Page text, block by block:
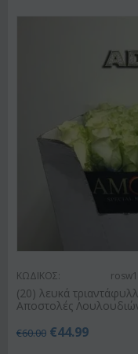
ΚΩΔΙΚΟΣ:
(20) λευκά
Αποστολές
€60.00 €44.99